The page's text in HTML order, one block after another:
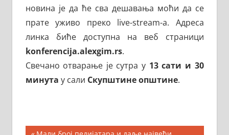
новина је да ће сва дешавања моћи да се
прате уживо преко live-stream-a. Адреса
линка биће доступна на веб страници
konferencija.alexgim.rs.
Свечано отварање је сутра у 13 сати и 30
минута у сали Скупштине општине.